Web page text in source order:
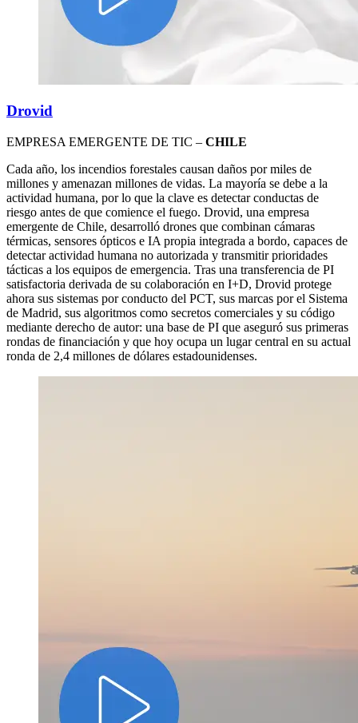
Drovid
EMPRESA EMERGENTE DE TIC – CHILE
Cada año, los incendios forestales causan daños por miles de
millones y amenazan millones de vidas. La mayoría se debe a la
actividad humana, por lo que la clave es detectar conductas de
riesgo antes de que comience el fuego. Drovid, una empresa
emergente de Chile, desarrolló drones que combinan cámaras
térmicas, sensores ópticos e IA propia integrada a bordo, capaces de
detectar actividad humana no autorizada y transmitir prioridades
tácticas a los equipos de emergencia. Tras una transferencia de PI
satisfactoria derivada de su colaboración en I+D, Drovid protege
ahora sus sistemas por conducto del PCT, sus marcas por el Sistema
de Madrid, sus algoritmos como secretos comerciales y su código
mediante derecho de autor: una base de PI que aseguró sus primeras
rondas de financiación y que hoy ocupa un lugar central en su actual
ronda de 2,4 millones de dólares estadounidenses.